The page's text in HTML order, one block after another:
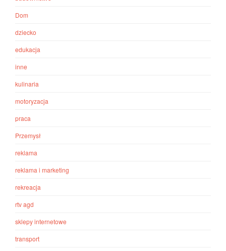
Dom
dziecko
edukacja
inne
kulinaria
motoryzacja
praca
Przemysł
reklama
reklama i marketing
rekreacja
rtv agd
sklepy internetowe
transport